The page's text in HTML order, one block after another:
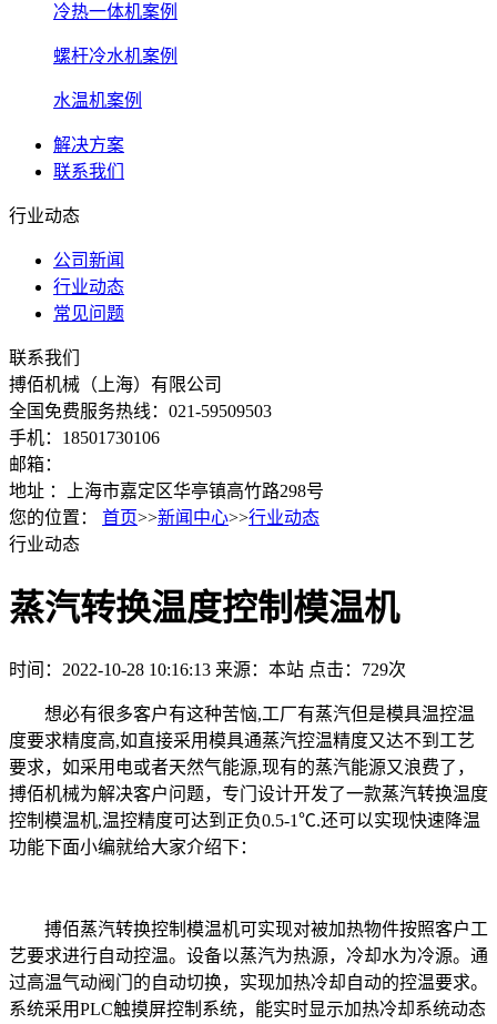
冷热一体机案例
螺杆冷水机案例
水温机案例
解决方案
联系我们
行业动态
公司新闻
行业动态
常见问题
联系我们
搏佰机械（上海）有限公司
全国免费服务热线：021-59509503
手机：18501730106
邮箱：
地址 ：上海市嘉定区华亭镇高竹路298号
您的位置：
首页>>新闻中心>>行业动态
行业动态
蒸汽转换温度控制模温机
时间：2022-10-28 10:16:13 来源：本站 点击：729次
想必有很多客户有这种苦恼,工厂有蒸汽但是模具温控温
度要求精度高,如直接采用模具通蒸汽控温精度又达不到工艺
要求，如采用电或者天然气能源,现有的蒸汽能源又浪费了，
搏佰机械为解决客户问题，专门设计开发了一款蒸汽转换温度
控制模温机,温控精度可达到正负0.5-1℃.还可以实现快速降温
功能下面小编就给大家介绍下：
搏佰蒸汽转换控制模温机可实现对被加热物件按照客户工
艺要求进行自动控温。设备以蒸汽为热源，冷却水为冷源。通
过高温气动阀门的自动切换，实现加热冷却自动的控温要求。
系统采用PLC触摸屏控制系统，能实时显示加热冷却系统动态